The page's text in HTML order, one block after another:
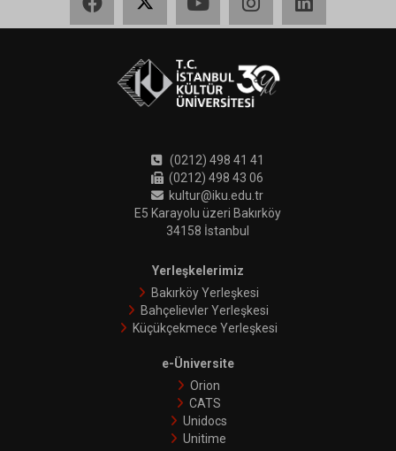
(0212) 498 41 41
(0212) 498 43 06
kultur@iku.edu.tr
E5 Karayolu üzeri Bakırköy
34158 İstanbul
Yerleşkelerimiz
Bakırköy Yerleşkesi
Bahçelievler Yerleşkesi
Küçükçekmece Yerleşkesi
e-Üniversite
Orion
CATS
Unidocs
Unitime